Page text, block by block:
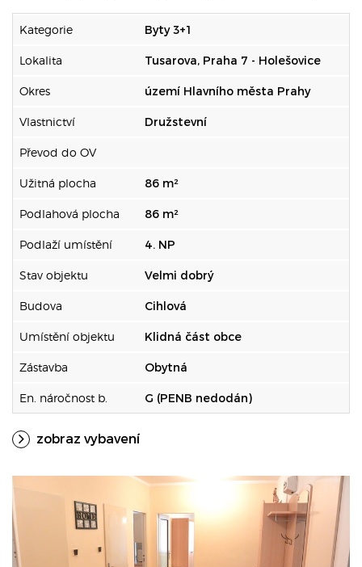
Kategorie Byty 3+1
Lokalita Tusarova, Praha 7 - Holešovice
Okres území Hlavního města Prahy
Vlastnictví Družstevní
Převod do OV
Užitná plocha 86 m²
Podlahová plocha 86 m²
Podlaží umístění 4. NP
Stav objektu Velmi dobrý
Budova Cihlová
Umístění objektu Klidná část obce
Zástavba Obytná
En. náročnost b. G (PENB nedodán)
zobraz vybavení